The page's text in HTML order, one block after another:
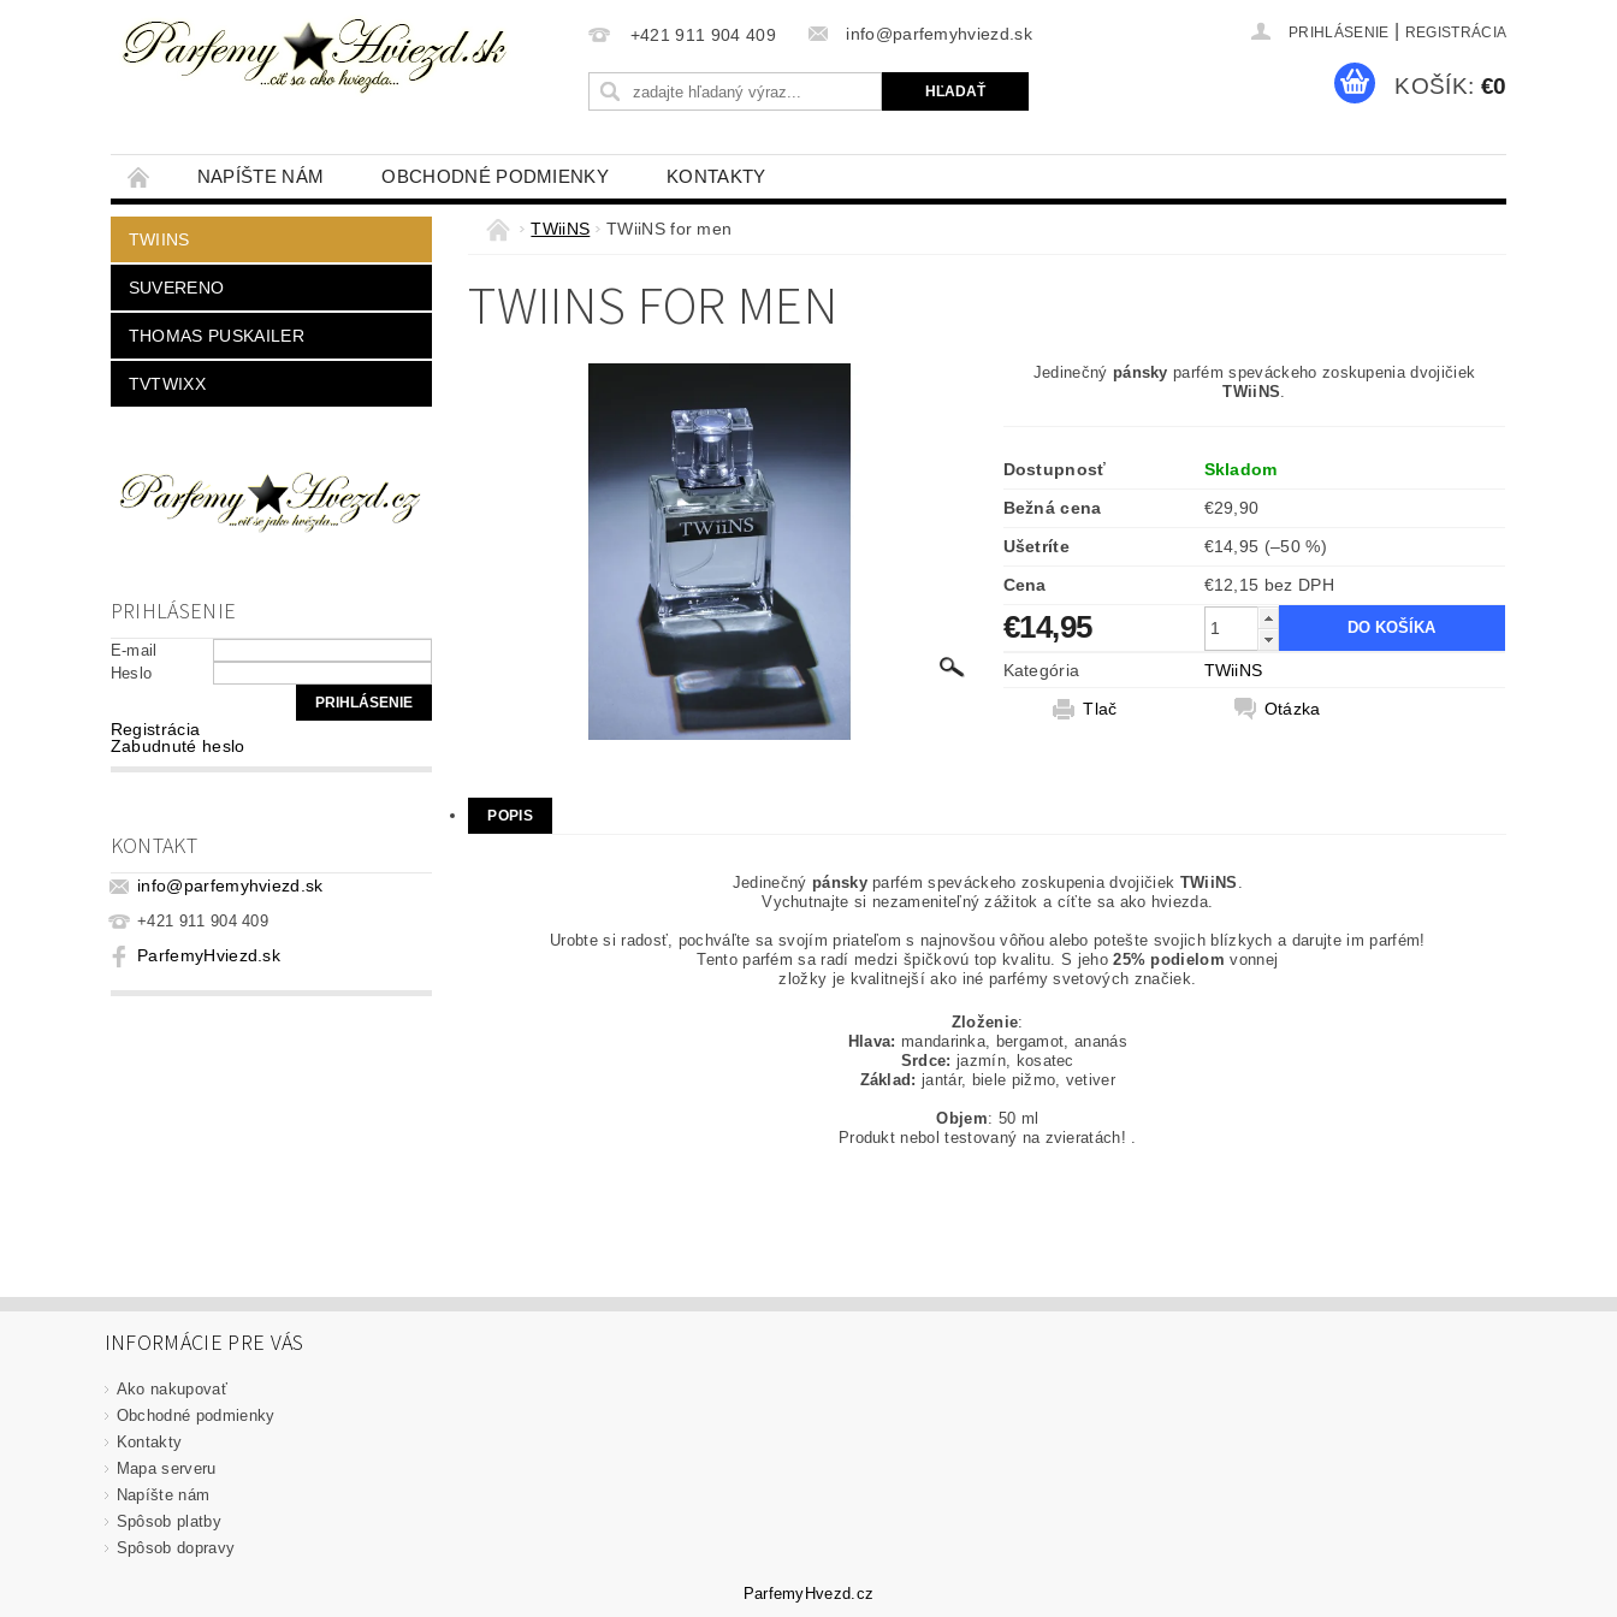
+421 911 904 409 info@parfemyhviezd.sk PRIHLÁSENIE REGISTRÁCIA
KOŠÍK: €0
NAPÍŠTE NÁM OBCHODNÉ PODMIENKY KONTAKTY
TWIINS
SUVERENO
THOMAS PUSKAILER
TVTWIXX
PRIHLÁSENIE
E-mail
Heslo
Registrácia
Zabudnuté heslo
KONTAKT
info@parfemyhviezd.sk
+421 911 904 409
ParfemyHviezd.sk
TWiiNS TWiiNS for men
TWIINS FOR MEN
Jedinečný pánsky parfém speváckeho zoskupenia dvojičiek
TWiiNS.
Dostupnosť
Skladom
Bežná cena
€29,90
Ušetríte
€14,95 (–50 %)
Cena
€12,15 bez DPH
€14,95
Kategória
TWiiNS
Tlač
Otázka
POPIS
Jedinečný pánskyparfém speváckeho zoskupenia dvojičiek TWiiNS .
Vychutnajte si nezameniteľný zážitok a cíťte sa ako hviezda.
Urobte si radosť, pochváľte sa svojím priateľom s najnovšou vôňou alebo potešte svojich blízkych a darujte im parfém!
Tento parfém sa radí medzi špičkovú top kvalitu. S jeho25% podielom vonnej
zložky je kvalitnejší ako iné parfémy svetových značiek.
Zloženie:
Hlava: mandarinka, bergamot, ananás
Srdce:jazmín, kosatec
Základ:jantár, biele pižmo, vetiver
Objem: 50 ml
Produkt nebol testovaný na zvieratách! .
INFORMÁCIE PRE VÁS
Ako nakupovať
Obchodné podmienky
Kontakty
Mapa serveru
Napíšte nám
Spôsob platby
Spôsob dopravy
ParfemyHvezd.cz